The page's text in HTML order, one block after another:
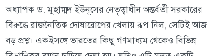
অধ্যাপক ড. মুহাম্মদ ইউনূসের নেতৃত্বাধীন অন্তর্বর্তী সরকারের
বিরুদ্ধে রাজনৈতিক দোষারোপের খেলায় রূপ নিল, সেটিই আজ
বড় প্রশ্ন। একইসঙ্গে ভারতের কিছু গণমাধ্যম থেকেও বিভিন্ন